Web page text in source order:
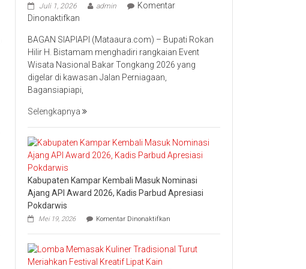
Juli 1, 2026 admin
Komentar
Dinonaktifkan
Rokan
Hilir
Bistamam
Hadiri
Event
Tongkang
2026
BAGAN SIAPIAPI (Mataaura.com) – Bupati Rokan
Hilir H. Bistamam menghadiri rangkaian Event
Wisata Nasional Bakar Tongkang 2026 yang
digelar di kawasan Jalan Perniagaan,
Bagansiapiapi,
Selengkapnya
Kabupaten Kampar Kembali Masuk Nominasi
Ajang API Award 2026, Kadis Parbud Apresiasi
Pokdarwis
Mei 19, 2026 Komentar Dinonaktifkan
Kampar
Kembali
Masuk